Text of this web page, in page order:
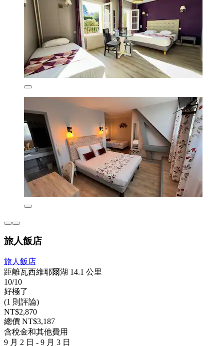
旅人飯店
旅人飯店
距離瓦西維耶爾湖 14.1 公里
10/10
好極了
(1 則評論)
NT$2,870
總價 NT$3,187
含稅金和其他費用
9 月 2 日 - 9 月 3 日